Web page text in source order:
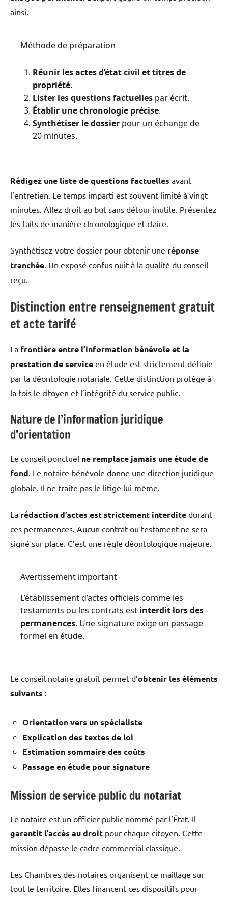
ainsi.
Méthode de préparation
Réunir les actes d’état civil et titres de
propriété.
Lister les questions factuelles par écrit.
Établir une chronologie précise.
Synthétiser le dossier pour un échange de
20 minutes.
Rédigez une liste de questions factuelles avant
l’entretien. Le temps imparti est souvent limité à vingt
minutes. Allez droit au but sans détour inutile. Présentez
les faits de manière chronologique et claire.
Synthétisez votre dossier pour obtenir une réponse
tranchée. Un exposé confus nuit à la qualité du conseil
reçu.
Distinction entre renseignement gratuit
et acte tarifé
La frontière entre l’information bénévole et la
prestation de service en étude est strictement définie
par la déontologie notariale. Cette distinction protège à
la fois le citoyen et l’intégrité du service public.
Nature de l’information juridique
d’orientation
Le conseil ponctuel ne remplace jamais une étude de
fond . Le notaire bénévole donne une direction juridique
globale. Il ne traite pas le litige lui-même.
La rédaction d’actes est strictement interdite durant
ces permanences. Aucun contrat ou testament ne sera
signé sur place. C’est une règle déontologique majeure.
Avertissement important
L’établissement d’actes officiels comme les
testaments ou les contrats est interdit lors des
permanences. Une signature exige un passage
formel en étude.
Le conseil notaire gratuit permet d’obtenir les éléments
suivants :
Orientation vers un spécialiste
Explication des textes de loi
Estimation sommaire des coûts
Passage en étude pour signature
Mission de service public du notariat
Le notaire est un officier public nommé par l’État. Il
garantit l’accès au droit pour chaque citoyen. Cette
mission dépasse le cadre commercial classique.
Les Chambres des notaires organisent ce maillage sur
tout le territoire. Elles financent ces dispositifs pour